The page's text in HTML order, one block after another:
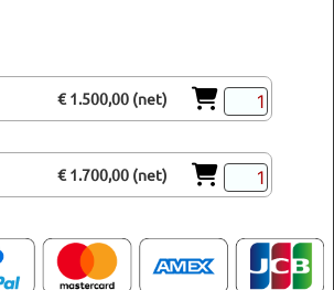
€ 1.500,00 (net)
€ 1.700,00 (net)